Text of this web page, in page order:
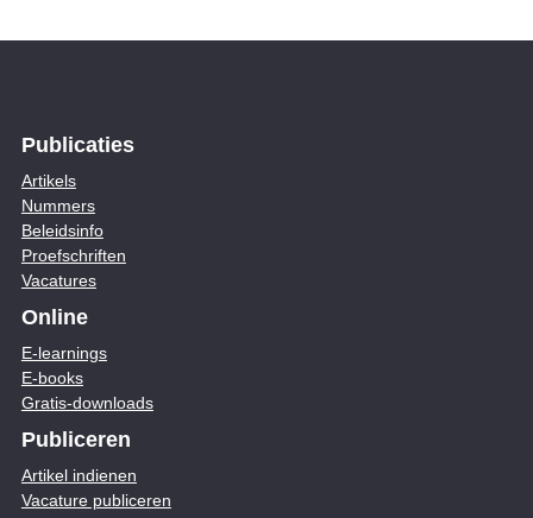
Publicaties
Artikels
Nummers
Beleidsinfo
Proefschriften
Vacatures
Online
E-learnings
E-books
Gratis-downloads
Publiceren
Artikel indienen
Vacature publiceren